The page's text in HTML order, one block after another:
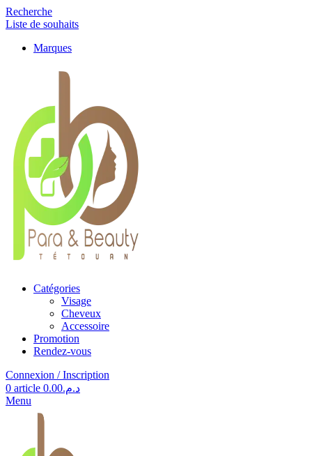
Recherche
Liste de souhaits
Marques
Catégories
Visage
Cheveux
Accessoire
Promotion
Rendez-vous
Connexion / Inscription
0 article د.م.0.00
Menu